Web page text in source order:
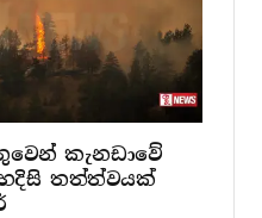
කැනඩාවේ
හදිසි තත්ත්වයක්